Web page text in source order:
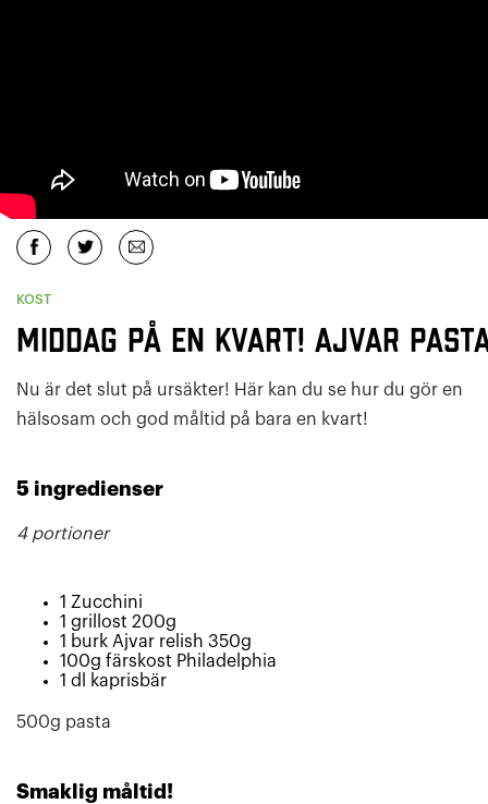
KOST
Middag på en kvart! Ajvar
Nu är det slut på ursäkter! Här kan du se hur du gör en
hälsosam och god måltid på bara en kvart!
5 ingredienser
4 portioner
1 Zucchini
1 grillost 200g
1 burk Ajvar relish 350g
100g färskost Philadelphia
1 dl kaprisbär
500g pasta
Smaklig måltid!